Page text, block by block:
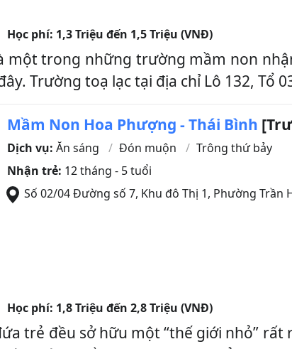
Học phí: 1,3 Triệu đến 1,5 Triệu (VNĐ)
một trong những trường mầm non
Trường toạ lạc tại địa chỉ Lô 132, Tổ
Mầm Non Hoa Phượng - Thái Bình
Dịch vụ: Ăn sáng Đón muộn
Trông thứ bảy
Nhận trẻ: 12 tháng - 5 tuổi
Số 02/04 Đường số 7, Khu đô Thị 1, Phường Trần
Học phí: 1,8 Triệu đến 2,8 Triệu (VNĐ)
trẻ đều sở hữu một “thế giới nhỏ”